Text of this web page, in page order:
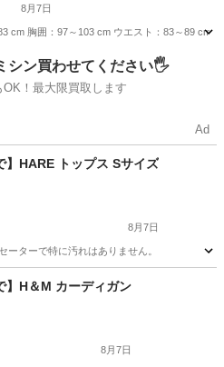
8月7日
cm 胸囲：97～103 cm ウエスト：83～89 cm
パンツ
シン買わせてください🖐️
！最大限買取します
Ad
】HARE トップス Sサイズ
8月7日
ーターで特に汚れはありません。
セーター ありません
】H＆M カーディガン
8月7日